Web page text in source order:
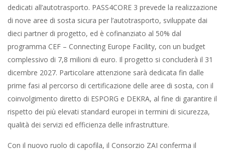
dedicati all’autotrasporto. PASS4CORE 3 prevede la realizzazione
di nove aree di sosta sicura per l’autotrasporto, sviluppate dai
dieci partner di progetto, ed è cofinanziato al 50% dal
programma CEF – Connecting Europe Facility, con un budget
complessivo di 7,8 milioni di euro. Il progetto si concluderà il 31
dicembre 2027. Particolare attenzione sarà dedicata fin dalle
prime fasi al percorso di certificazione delle aree di sosta, con il
coinvolgimento diretto di ESPORG e DEKRA, al fine di garantire il
rispetto dei più elevati standard europei in termini di sicurezza,
qualità dei servizi ed efficienza delle infrastrutture.
Con il nuovo ruolo di capofila, il Consorzio ZAI conferma il